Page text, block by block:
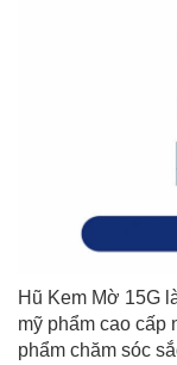
Hũ Kem Mờ 15G
mỹ phẩm cao cấp
phẩm chăm sóc